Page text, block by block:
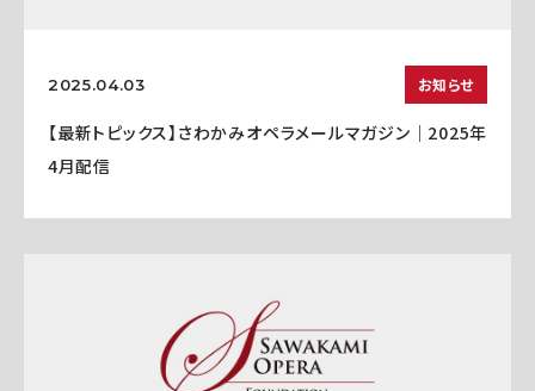
2025.04.03 お知らせ
【最新トピックス】さわかみオペラメールマガジン｜2025年
4月配信